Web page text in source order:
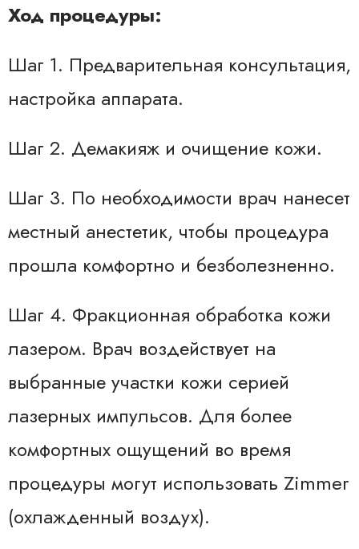
Ход процедуры:
Шаг 1. Предварительная консультация,
настройка аппарата.
Шаг 2. Демакияж и очищение кожи.
Шаг 3. По необходимости врач нанесет
местный анестетик, чтобы процедура
прошла комфортно и безболезненно.
Шаг 4. Фракционная обработка кожи
лазером. Врач воздействует на
выбранные участки кожи серией
лазерных импульсов. Для более
комфортных ощущений во время
процедуры могут использовать Zimmer
(охлажденный воздух).